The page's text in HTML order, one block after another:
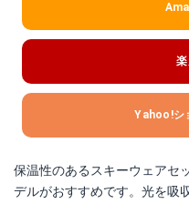
Yahoo!シ
保温性のあるスキーウェアセ
デルがおすすめです。光を吸